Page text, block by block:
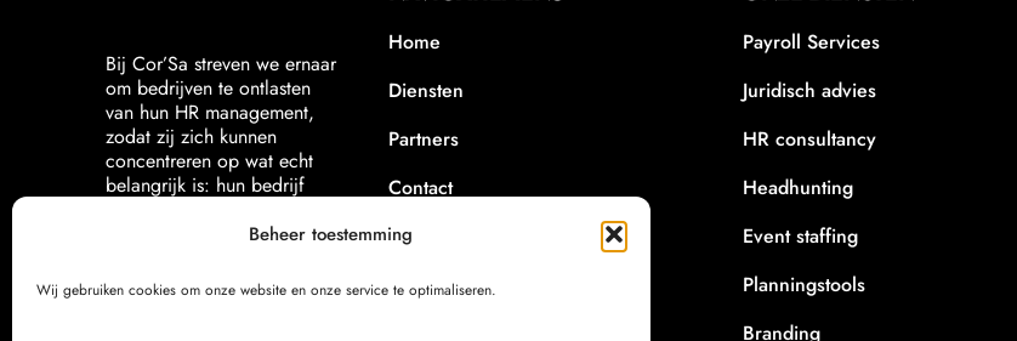
Beheer toestemming
Wij gebruiken cookies om onze website en onze service te optimaliseren.
Bij Cor’Sa streven we ernaar
om bedrijven te ontlasten
van hun HR management,
zodat zij zich kunnen
concentreren op wat echt
belangrijk is: hun bedrijf
Home
Diensten
Partners
Contact
Payroll Services
Juridisch advies
HR consultancy
Headhunting
Event staffing
Planningstools
Branding